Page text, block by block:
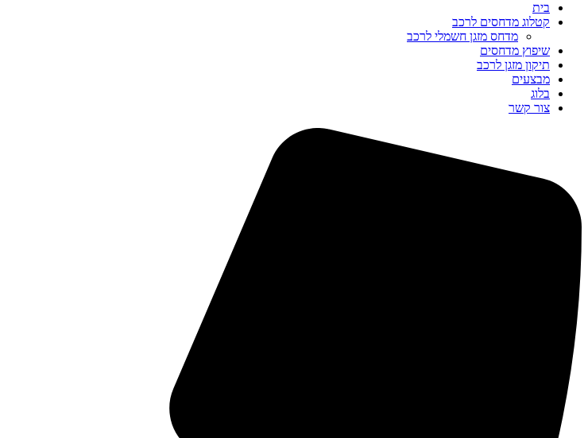
בית
קטלוג מדחסים לרכב
מדחס מזגן חשמלי לרכב
שיפוץ מדחסים
תיקון מזגן לרכב
מבצעים
בלוג
צור קשר